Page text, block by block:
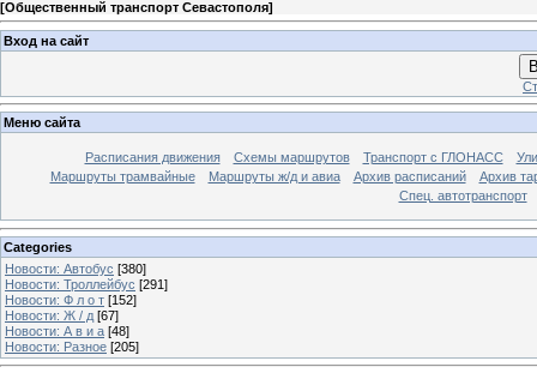
[Общественный транспорт Севастополя]
Вход на сайт
Меню сайта
Расписания движения Схемы маршрутов Транспорт с ГЛОНАСС
Маршруты трамвайные
Маршруты ж/д и авиа Архив расписаний
Архив
Спец. автотранспорт
Categories
Новости: Автобус [380]
Новости: Троллейбус [291]
Новости: Ф л о т [152]
Новости: Ж / д [67]
Новости: А в и а [48]
Новости: Разное [205]